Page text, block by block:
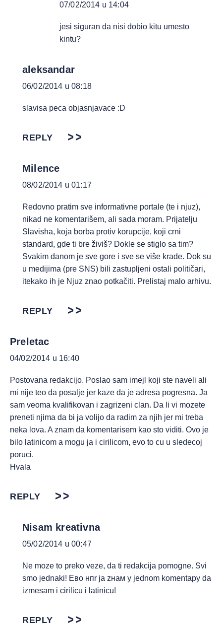
07/02/2014 u 14:04
jesi siguran da nisi dobio kitu umesto
kintu?
aleksandar
06/02/2014 u 08:18
slavisa peca objasnjavace :D
REPLY
Milence
08/02/2014 u 01:17
Redovno pratim sve informativne portale (te i njuz),
nikad ne komentarišem, ali sada moram. Prijatelju
Slavisha, koja borba protiv korupcije, koji crni
standard, gde ti bre živiš? Dokle se stiglo sa tim?
Svakim danom je sve gore i sve se više krade. Dok su
u medijima (pre SNS) bili zastupljeni ostali političari,
itekako ih je Njuz znao potkačiti. Prelistaj malo arhivu.
REPLY
Preletac
04/02/2014 u 16:40
Postovana redakcijo. Poslao sam imejl koji ste naveli ali
mi nije teo da posalje jer kaze da je adresa pogresna. Ja
sam veoma kvalifikovan i zagrizeni clan. Da li vi mozete
preneti njima da bi ja volijo da radim za njih jer mi treba
neka lova. A znam da komentarisem kao sto viditi. Ovo je
bilo latinicom a mogu ja i cirilicom, evo to cu u sledecoj
poruci.
Hvala
REPLY
Nisam kreativna
05/02/2014 u 00:47
Ne moze to preko veze, da ti redakcija pomogne. Svi
smo jednaki! Ево нпr ja zнам у jednom komentaру da
izmesam i cirilicu i latinicu!
REPLY